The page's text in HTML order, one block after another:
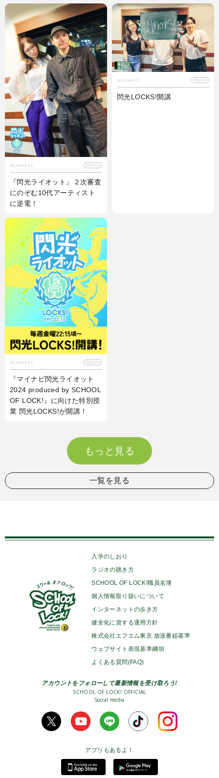
2024.04.26 閃光LOCKS!
『閃光ライオット』２次審査
にのぞむ10代アーティスト
に逆電！
2024.04.19 閃光LOCKS!
閃光LOCKS!開講
2024.04.19 閃光LOCKS!
『マイナビ閃光ライオット
2024 produced by SCHOOL
OF LOCK!』に向けた特別授
業 閃光LOCKS!が開講！
もっと見る
一覧を見る
入学のしおり
ラジオの聴き方
SCHOOL OF LOCK!職員名簿
個人情報取り扱いについて
インターネットの歩き方
健全化に資する運用方針
株式会社エフエム東京 放送番組基準
ウェブサイト表現基準綱領
よくある質問(FAQ)
アカウントをフォローして最新情報を受け取ろう!
SCHOOL OF LOCK! OFFICIAL
Social media
アプリもあるよ！